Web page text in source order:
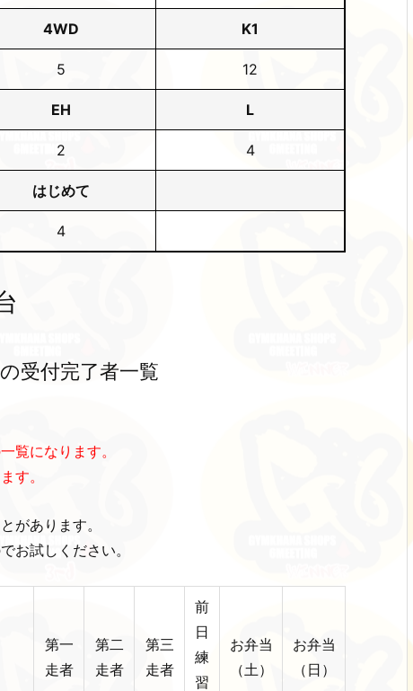
4WD K1
5 12
EH L
2 4
はじめて
4
受付完了者一覧
覧になります。
す。
があります。
お試しください。
第一
走者
第二
走者
第三
走者
前
日
練
習
お弁当
（土）
お弁当
（日）